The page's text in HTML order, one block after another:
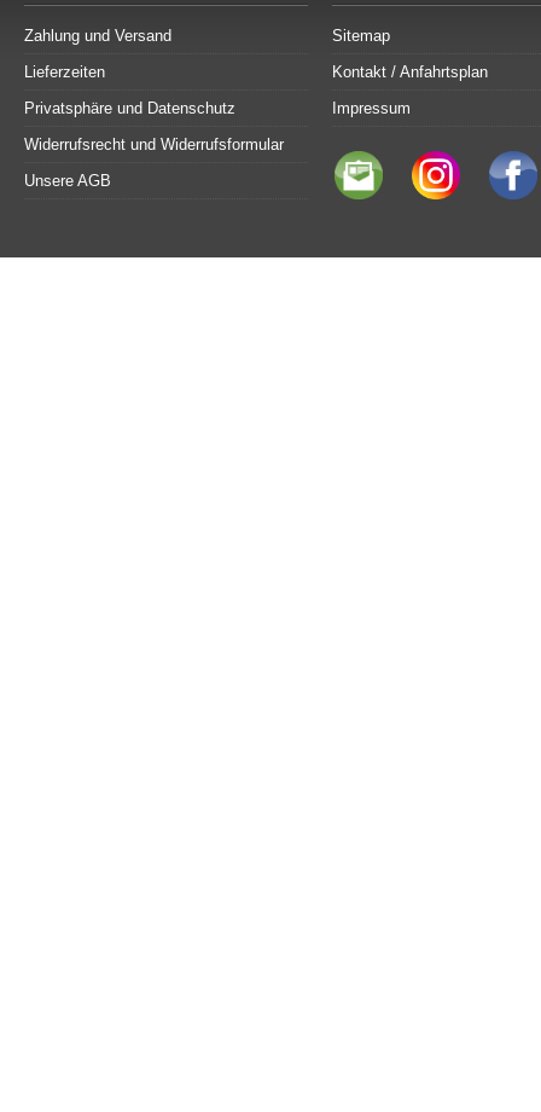
Zahlung und Versand
Lieferzeiten
Privatsphäre und Datenschutz
Widerrufsrecht und Widerrufsformular
Unsere AGB
Sitemap
Kontakt / Anfahrtsplan
Impressum